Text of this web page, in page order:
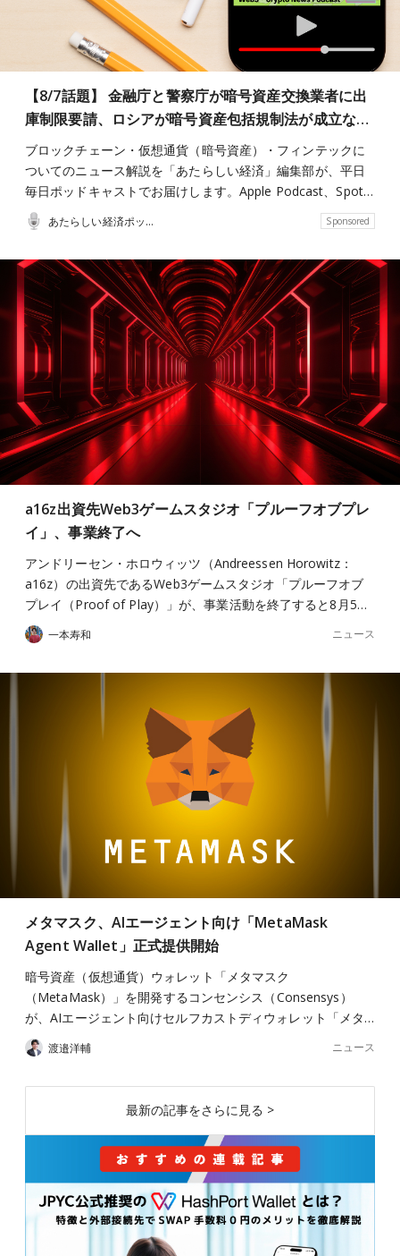
【8/7話題】 金融庁と警察庁が暗号資産交換業者に出
庫制限要請、ロシアが暗号資産包括規制法が成立な…
ブロックチェーン・仮想通貨（暗号資産）・フィンテックに
ついてのニュース解説を「あたらしい経済」編集部が、平日
毎日ポッドキャストでお届けします。Apple Podcast、Spot…
あたらしい経済ポッドキャスト Sponsored
a16z出資先Web3ゲームスタジオ「プルーフオブプレ
イ」、事業終了へ
アンドリーセン・ホロウィッツ（Andreessen Horowitz：
a16z）の出資先であるWeb3ゲームスタジオ「プルーフオブ
プレイ（Proof of Play）」が、事業活動を終了すると8月5…
一本寿和 ニュース
メタマスク、AIエージェント向け「MetaMask
Agent Wallet」正式提供開始
暗号資産（仮想通貨）ウォレット「メタマスク
（MetaMask）」を開発するコンセンシス（Consensys）
が、AIエージェント向けセルフカストディウォレット「メタ…
渡邉洋輔 ニュース
最新の記事をさらに見る >